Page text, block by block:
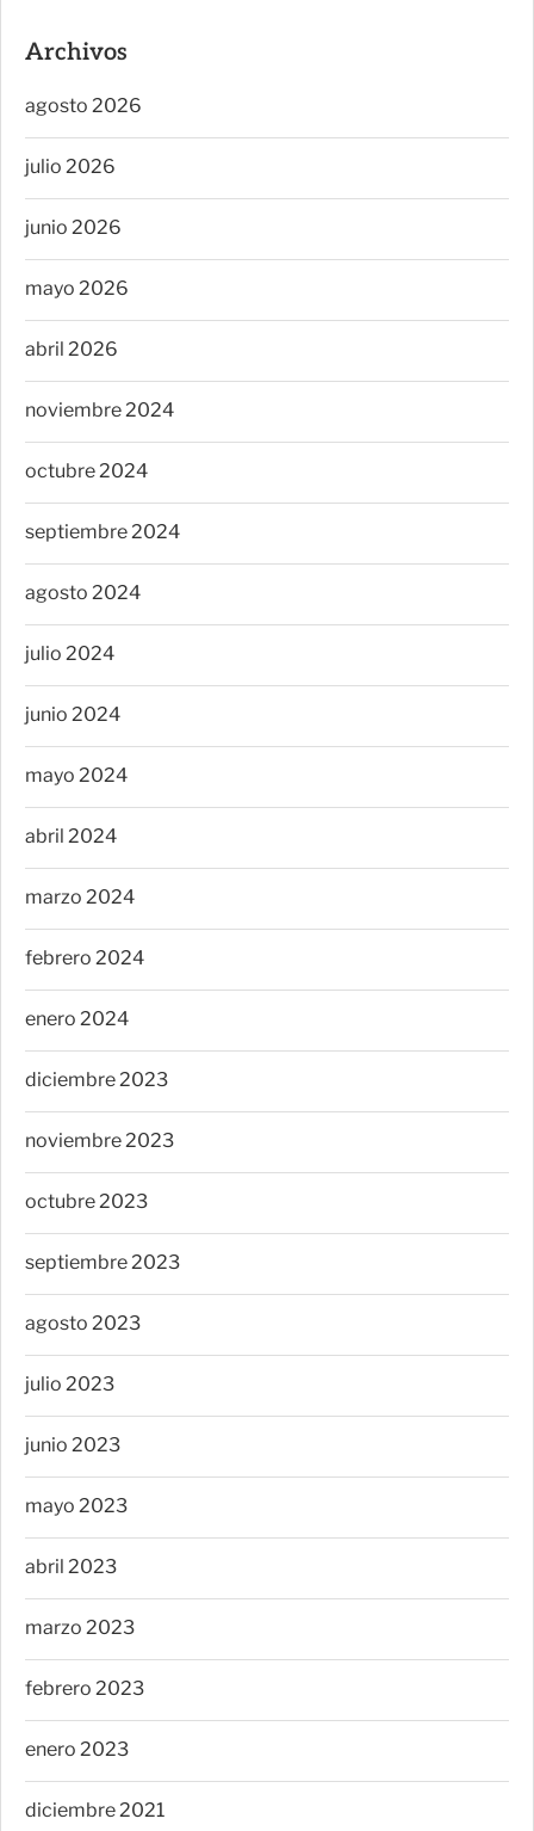
Archivos
agosto 2026
julio 2026
junio 2026
mayo 2026
abril 2026
noviembre 2024
octubre 2024
septiembre 2024
agosto 2024
julio 2024
junio 2024
mayo 2024
abril 2024
marzo 2024
febrero 2024
enero 2024
diciembre 2023
noviembre 2023
octubre 2023
septiembre 2023
agosto 2023
julio 2023
junio 2023
mayo 2023
abril 2023
marzo 2023
febrero 2023
enero 2023
diciembre 2021